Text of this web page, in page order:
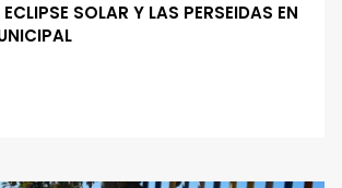
SOLAR Y LAS PERSEIDAS EN